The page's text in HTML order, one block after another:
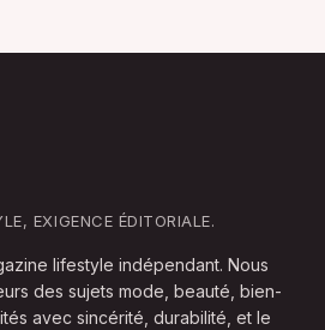
EXIGENCE ÉDITORIALE.
lifestyle indépendant. Nous
des sujets mode, beauté, bien-
avec sincérité, durabilité, et le